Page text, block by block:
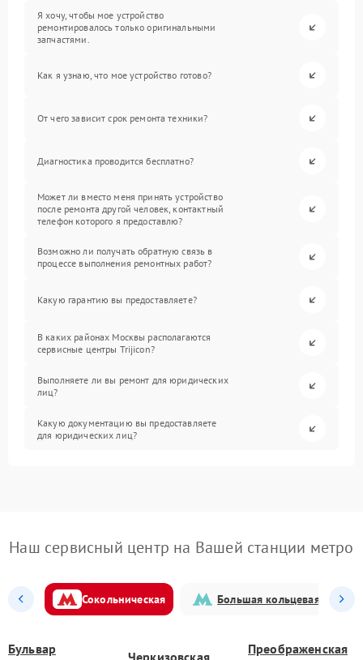
Я хочу, чтобы мое устройство
ремонтировалось только оригинальными
запчастями.
Как я узнаю, что мое устройство готово?
От чего зависит срок ремонта техники?
Диагностика проводится бесплатно?
Может ли вместо меня принять устройство
после ремонта другой человек, контактный
телефон которого я предоставлю?
Возможно ли получать обратную связь в
процессе выполнения ремонтных работ?
Какую гарантию вы предоставляете?
В каких районах Москвы располагаются
сервисные центры Trijicon?
Выполняете ли вы ремонт для юридических
лиц?
Какую документацию вы предоставляете
для юридических лиц?
Наш сервисный центр на Вашей станции метро
Сокольническая Большая кольцевая
Бульвар
Черкизовская
Преображенская